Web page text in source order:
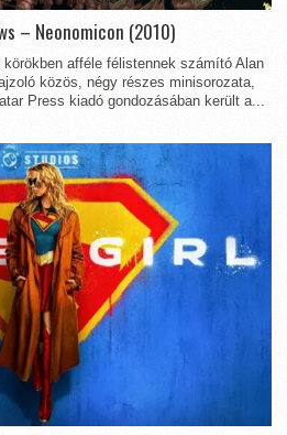
– Neonomicon (2010)
afféle félistennek számító Alan
közös, négy részes minisorozata,
Press kiadó gondozásában került a...